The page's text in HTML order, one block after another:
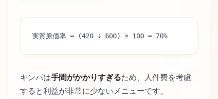
実質原価率 = (420 ÷ 600) × 100 = 70%
キンパは手間がかかりすぎるため、人件費を考慮
すると利益が非常に少ないメニューです。